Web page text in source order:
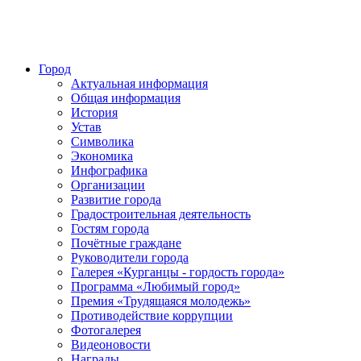
Город
Актуальная информация
Общая информация
История
Устав
Символика
Экономика
Инфографика
Организации
Развитие города
Градостроительная деятельность
Гостям города
Почётные граждане
Руководители города
Галерея «Курганцы - гордость города»
Программа «Любимый город»
Премия «Трудящаяся молодежь»
Противодействие коррупции
Фотогалерея
Видеоновости